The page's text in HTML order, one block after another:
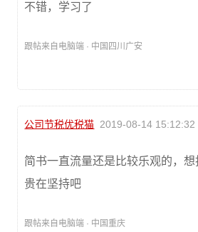
不错，学习了
跟帖来自电脑端 · 中国四川广安
公司节税优税猫 2019-08-14 15:12:32
简书一直流量还是比较乐观的，
贵在坚持吧
跟帖来自电脑端 · 中国重庆